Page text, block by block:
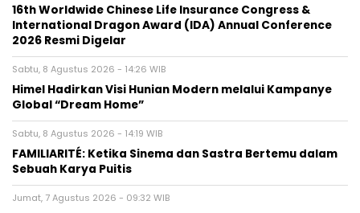
16th Worldwide Chinese Life Insurance Congress &
International Dragon Award (IDA) Annual Conference
2026 Resmi Digelar
Sabtu, 8 Agustus 2026 - 14:26 WIB
Himel Hadirkan Visi Hunian Modern melalui Kampanye
Global “Dream Home”
Sabtu, 8 Agustus 2026 - 14:19 WIB
FAMILIARITÉ: Ketika Sinema dan Sastra Bertemu dalam
Sebuah Karya Puitis
Jumat, 7 Agustus 2026 - 09:32 WIB